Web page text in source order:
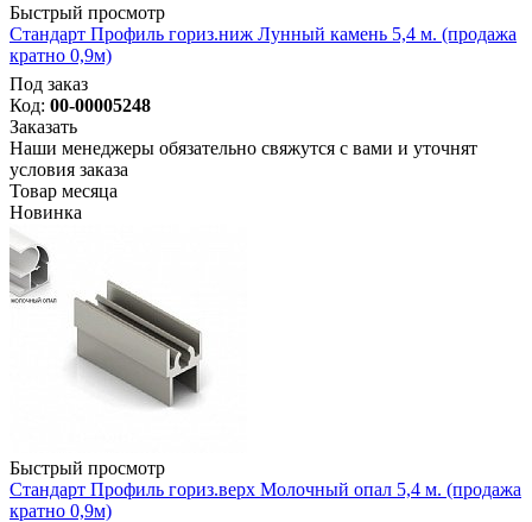
Быстрый просмотр
Стандарт Профиль гориз.ниж Лунный камень 5,4 м. (продажа
кратно 0,9м)
Под заказ
Код: 00-00005248
Заказать
Наши менеджеры обязательно свяжутся с вами и уточнят
условия заказа
Товар месяца
Новинка
Быстрый просмотр
Стандарт Профиль гориз.верх Молочный опал 5,4 м. (продажа
кратно 0,9м)